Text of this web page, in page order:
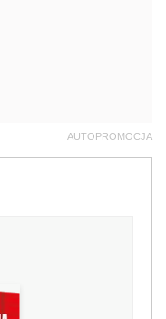
AUTOPROMOCJA